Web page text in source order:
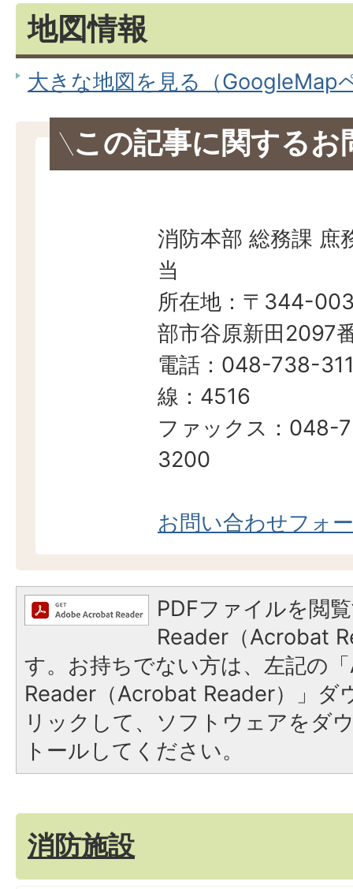
地図情報
大きな地図を見る（GoogleMap
この記事に関するお
消防本部 総務課 庶
当
所在地：〒344-
部市谷原新田2097
電話：048-738-
線：4516
ファックス：048-
3200
お問い合わせフォ
PDFファイルを閲
Reader（Acrobat
す。お持ちでない方は、左記の
Reader（Acrobat Reader）」ダ
リックして、ソフトウェアをダ
トールしてください。
消防施設